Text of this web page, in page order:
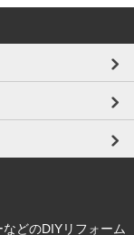
どのDIYリフォーム